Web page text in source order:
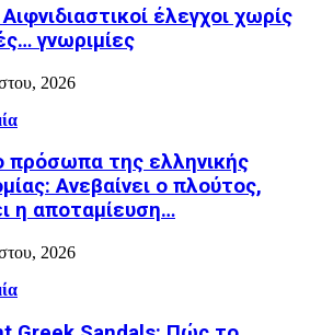
έλεγχοι χωρίς
γνωριμίες
2026
πρόσωπα της ελληνικής
Aνεβαίνει ο πλούτος,
η αποταμίευση…
2026